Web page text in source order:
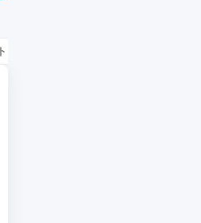
ワーク）OK